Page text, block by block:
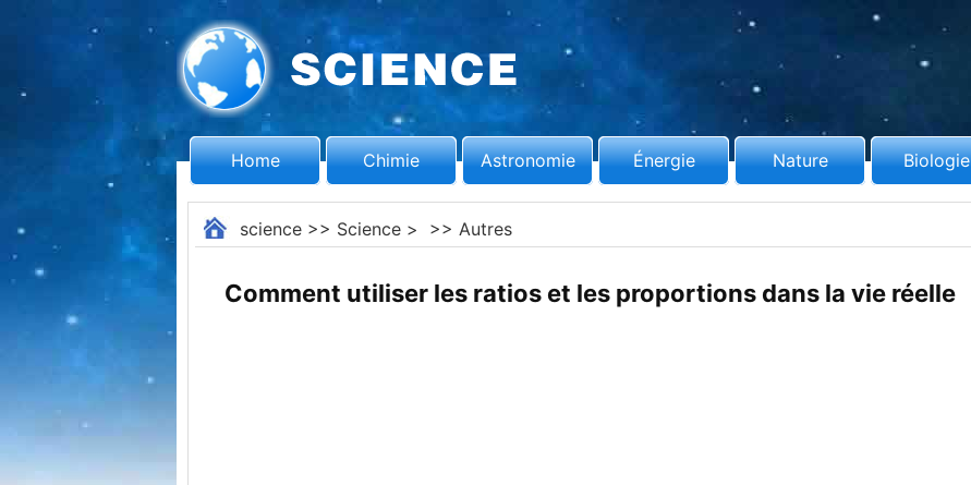
Home Chimie Astronomie Énergie Nature Biologie
science>> Science> >> Autres
Comment utiliser les ratios et les proportions dans la vie réelle